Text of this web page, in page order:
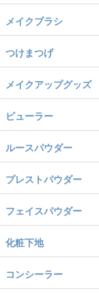
メイクブラシ
つけまつげ
メイクアップグッズ
ビューラー
ルースパウダー
プレストパウダー
フェイスパウダー
化粧下地
コンシーラー